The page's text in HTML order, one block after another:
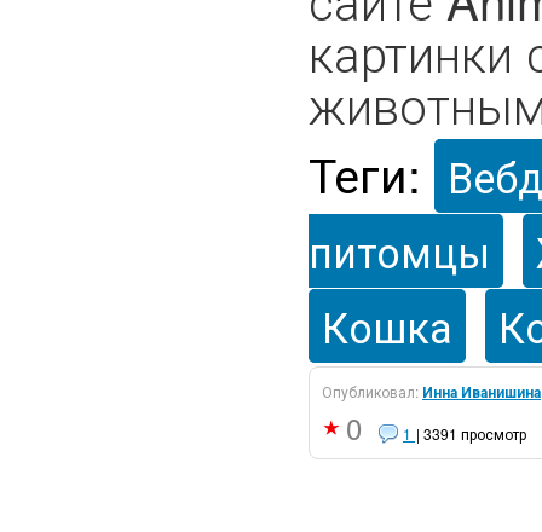
Теги:
питомцы
Кошка
Опубликовал: Инна Иванишина
0 1 | 3391 просмотр